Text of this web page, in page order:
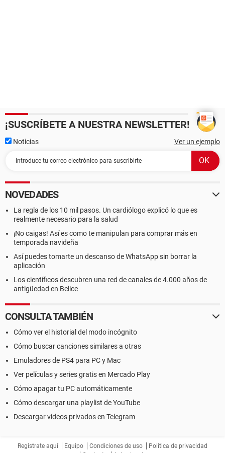
¡SUSCRÍBETE A NUESTRA NEWSLETTER!
Noticias Ver un ejemplo
NOVEDADES
La regla de los 10 mil pasos. Un cardiólogo explicó lo que es
realmente necesario para la salud
¡No caigas! Así es como te manipulan para comprar más en
temporada navideña
Así puedes tomarte un descanso de WhatsApp sin borrar la
aplicación
Los científicos descubren una red de canales de 4.000 años de
antigüedad en Belice
CONSULTA TAMBIÉN
Cómo ver el historial del modo incógnito
Cómo buscar canciones similares a otras
Emuladores de PS4 para PC y Mac
Ver películas y series gratis en Mercado Play
Cómo apagar tu PC automáticamente
Cómo descargar una playlist de YouTube
Descargar videos privados en Telegram
Regístrate aquí Equipo Condiciones de uso
Política de privacidad